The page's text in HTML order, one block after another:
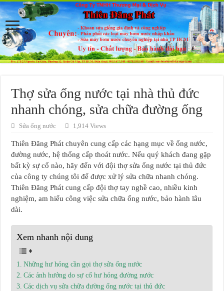
Thợ sửa ống nước tại nhà thủ đức
nhanh chóng, sửa chữa đường ống
Sửa ống nước 1,914 Views
Thiên Đăng Phát chuyên cung cấp các hạng mục về ống nước,
đường nước, hệ thống cấp thoát nước. Nếu quý khách đang gặp
bất kỳ sự cố nào, hãy đến với đội thợ sửa ống nước tại thủ đức
của công ty chúng tôi để được xử lý sửa chữa nhanh chóng.
Thiên Đăng Phát cung cấp đội thợ tay nghề cao, nhiều kinh
nghiệm, am hiểu công việc sửa chữa ống nước, bảo hành lâu
dài.
Xem nhanh nội dung
Những hư hỏng cần gọi thợ sửa ống nước
Các ảnh hưởng do sự cố hư hỏng đường nước
Các dịch vụ sửa chữa đường ống nước tại thủ đức